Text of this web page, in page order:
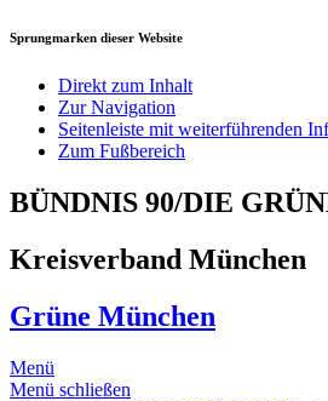
Sprungmarken dieser Website
Direkt zum Inhalt
Zur Navigation
Seitenleiste mit weiterführenden
Zum Fußbereich
BÜNDNIS 90/DIE
Kreisverband München
Grüne München
Menü
Menü schließen